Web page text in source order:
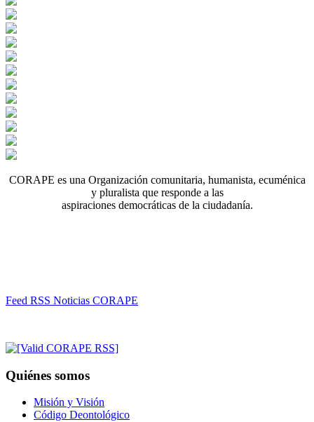
CORAPE es una Organización comunitaria, humanista, ecuménica
y pluralista que responde a las
aspiraciones democráticas de la ciudadanía.
Feed RSS Noticias CORAPE
Quiénes somos
Misión y Visión
Código Deontológico